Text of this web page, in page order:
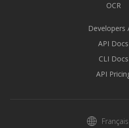
OCR
Developers
API Docs
CLI Docs
API
Français